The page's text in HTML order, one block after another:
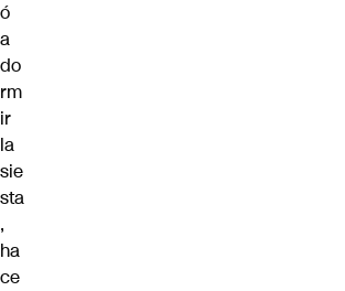
ó
a
do
rm
ir
la
sie
sta
,
ha
ce